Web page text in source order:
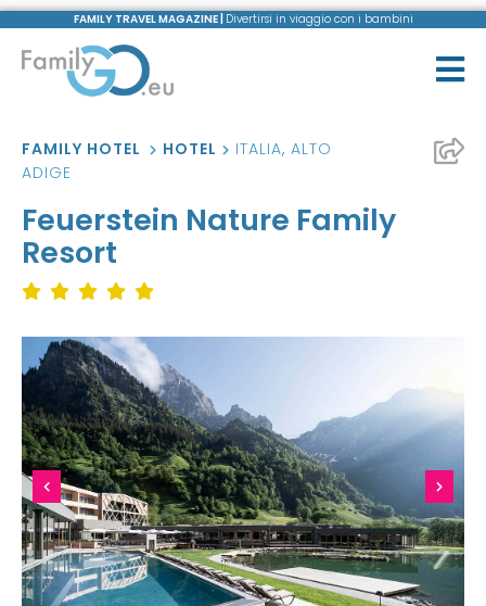
FAMILY TRAVEL MAGAZINE | Divertirsi in viaggio con i bambini
FAMILY HOTEL HOTEL ITALIA, ALTO
ADIGE
Feuerstein Nature Family
Resort